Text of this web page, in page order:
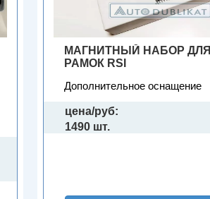
МАГНИТНЫЙ НАБОР ДЛЯ
РАМОК RSI
Дополнительное оснащение
цена/руб:
1490 шт.